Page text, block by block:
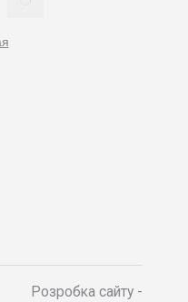
Розробка сайту -